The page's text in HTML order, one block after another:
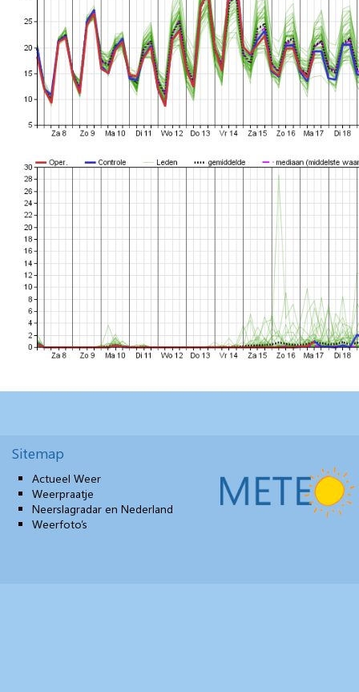
Sitemap
Actueel Weer
Weerpraatje
Neerslagradar en Nederland
Weerfoto’s